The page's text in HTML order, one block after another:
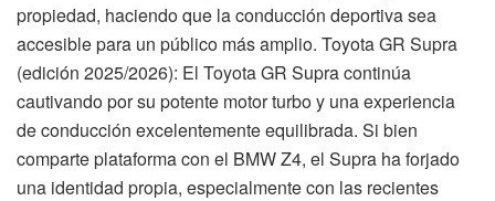
propiedad, haciendo que la conducción deportiva sea
accesible para un público más amplio. Toyota GR Supra
(edición 2025/2026): El Toyota GR Supra continúa
cautivando por su potente motor turbo y una experiencia
de conducción excelentemente equilibrada. Si bien
comparte plataforma con el BMW Z4, el Supra ha forjado
una identidad propia, especialmente con las recientes